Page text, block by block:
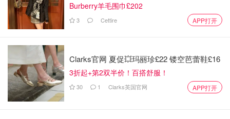
蘇蘇和澹檯燼真的在未來能夠生生世世在一起😍😍真的很佩
服整齣戲的演員和編劇給大家完美的作品🤩🤩🥳🥳
电子榨菜
Burberry羊毛围巾£202
3 Cettire APP打开
Clarks官网 夏促💥玛丽珍£22 镂空芭蕾鞋£16
3折起+第2双半价！百搭舒服！
30 1 Clarks英国官网 APP打开